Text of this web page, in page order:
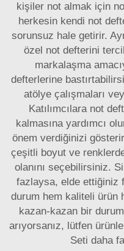
kişiler not almak için
herkesin kendi not
sorunsuz hale getirir.
özel not defterini
markalaşma
defterlerine
atölye çalışmaları
Katılımcılara not
kalmasına yardımcı
önem verdiğinizi
çeşitli boyut ve
olanını seçebilirsiniz.
fazlaysa, elde ettiğiniz
durum hem kaliteli ürün
kazan-kazan bir
arıyorsanız, lütfen
Seti daha